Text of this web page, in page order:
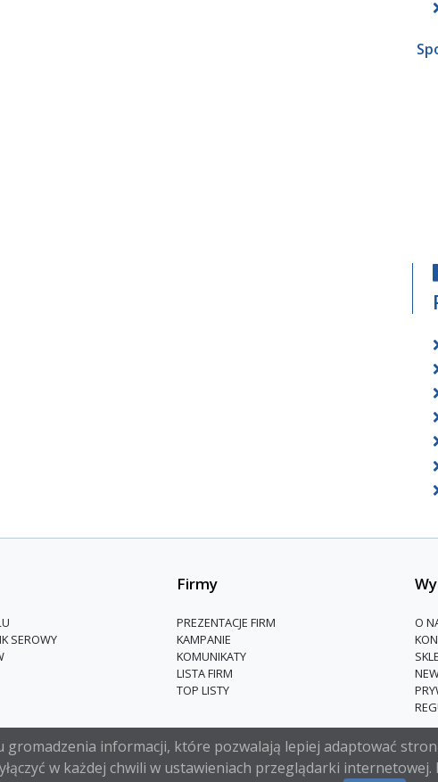
SEROWY
Firmy
PREZENTACJE FIRM
KAMPANIE
KOMUNIKATY
LISTA FIRM
TOP LISTY
O
gromadzenia informacji, które pozwalają lepiej adaptować
w każdej chwili w ustawieniach przeglądarki